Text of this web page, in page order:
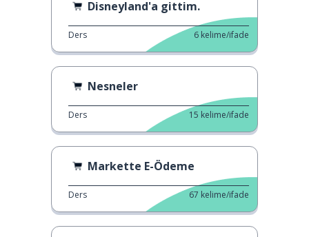
Disneyland'a gittim.
Ders 6 kelime/ifade
Nesneler
Ders 15 kelime/ifade
Markette E-Ödeme
Ders 67 kelime/ifade